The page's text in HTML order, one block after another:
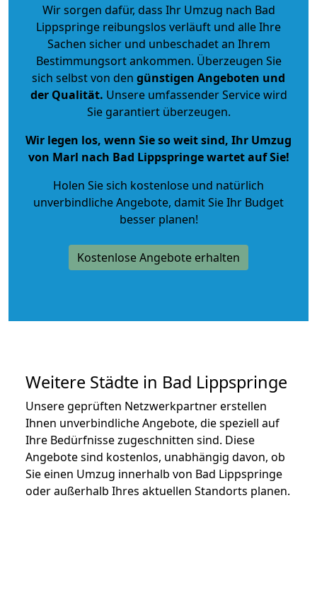
Wir sorgen dafür, dass Ihr Umzug nach Bad
Lippspringe reibungslos verläuft und alle Ihre
Sachen sicher und unbeschadet an Ihrem
Bestimmungsort ankommen. Überzeugen Sie
sich selbst von den günstigen Angeboten und
der Qualität. Unsere umfassender Service wird
Sie garantiert überzeugen.
Wir legen los, wenn Sie so weit sind, Ihr Umzug
von Marl nach Bad Lippspringe wartet auf Sie!
Holen Sie sich kostenlose und natürlich
unverbindliche Angebote, damit Sie Ihr Budget
besser planen!
Kostenlose Angebote erhalten
Weitere Städte in Bad Lippspringe
Unsere geprüften Netzwerkpartner erstellen
Ihnen unverbindliche Angebote, die speziell auf
Ihre Bedürfnisse zugeschnitten sind. Diese
Angebote sind kostenlos, unabhängig davon, ob
Sie einen Umzug innerhalb von Bad Lippspringe
oder außerhalb Ihres aktuellen Standorts planen.